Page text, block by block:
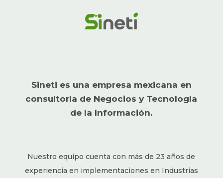
Sineti es una empresa mexicana en
consultoría de Negocios y Tecnología
de la Información.
Nuestro equipo cuenta con más de 23 años de
experiencia en implementaciones en Industrias